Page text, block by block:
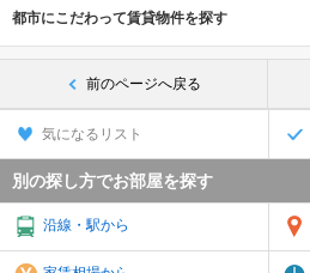
都市にこだわって賃貸物件を探す
前のページへ戻る
気になるリスト
別の探し方でお部屋を探す
沿線・駅から